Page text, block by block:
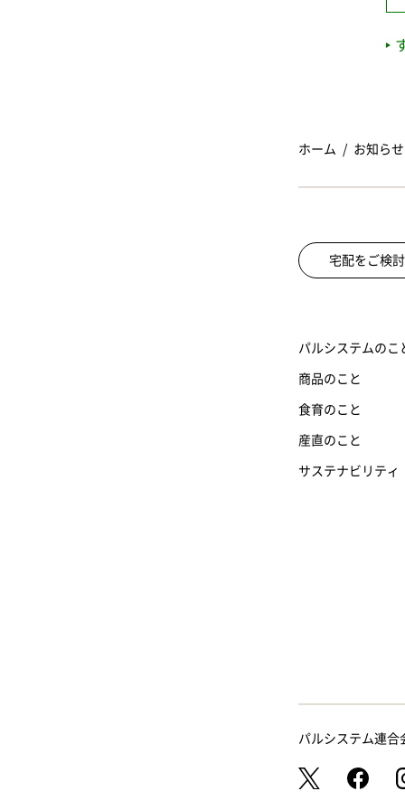
ホーム お知らせ
宅配をご検
パルシステムのこ
商品のこと
食育のこと
産直のこと
サステナビリティ
パルシステム連合